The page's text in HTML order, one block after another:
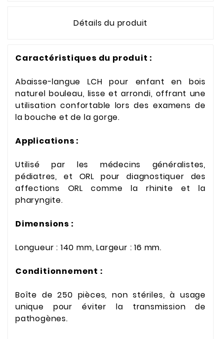
Détails du produit
Caractéristiques du produit :
Abaisse-langue LCH pour enfant en bois
naturel bouleau, lisse et arrondi, offrant une
utilisation confortable lors des examens de
la bouche et de la gorge.
Applications :
Utilisé par les médecins généralistes,
pédiatres, et ORL pour diagnostiquer des
affections ORL comme la rhinite et la
pharyngite.
Dimensions :
Longueur : 140 mm, Largeur : 16 mm.
Conditionnement :
Boîte de 250 pièces, non stériles, à usage
unique pour éviter la transmission de
pathogènes.